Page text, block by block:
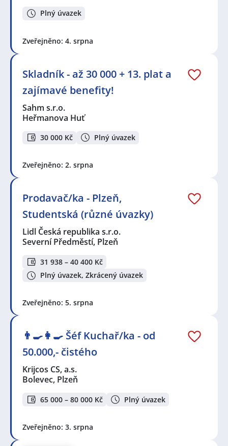
Plný úvazek
Zveřejněno: 4. srpna
Skladník - až 30 000 + 13. plat a
zajímavé benefity!
Sahm s.r.o.
Heřmanova Huť
30 000 Kč Plný úvazek
Zveřejněno: 2. srpna
Prodavač/ka - Plzeň,
Studentská (různé úvazky)
Lidl Česká republika s.r.o.
Severní Předměstí, Plzeň
31 938 – 40 400 Kč
Plný úvazek, Zkrácený úvazek
Zveřejněno: 5. srpna
👨‍🍳👩‍🍳​​​​​​​ Šéf Kuchař/ka - od
50.000,- čistého
Krijcos CS, a.s.
Bolevec, Plzeň
65 000 – 80 000 Kč Plný úvazek
Zveřejněno: 3. srpna